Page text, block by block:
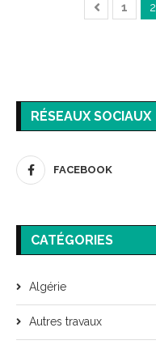
1 2
RÉSEAUX SOCIAUX
FACEBOOK
CATÉGORIES
Algérie
Autres travaux